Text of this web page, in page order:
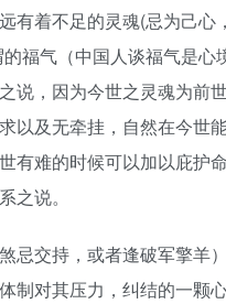
有着不足的灵魂(忌为己心
福气（中国人谈福气是心
说，因为今世之灵魂为前
以及无牵挂，自然在今世
有难的时候可以加以庇护
之说。
忌交持，或者逢破军擎羊
制对其压力，纠结的一颗